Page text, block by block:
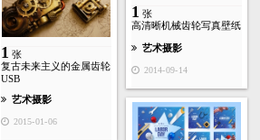
1 张
高清晰机械齿轮写真壁纸
艺术摄影
2014-09-14
1 张
复古未来主义的金属齿轮
USB
艺术摄影
2015-01-06